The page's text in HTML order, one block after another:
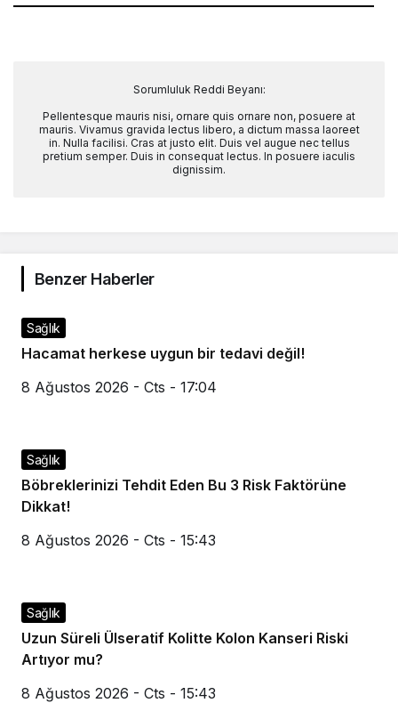
Sorumluluk Reddi Beyanı:
Pellentesque mauris nisi, ornare quis ornare non, posuere at
mauris. Vivamus gravida lectus libero, a dictum massa laoreet
in. Nulla facilisi. Cras at justo elit. Duis vel augue nec tellus
pretium semper. Duis in consequat lectus. In posuere iaculis
dignissim.
Benzer Haberler
Sağlık
Hacamat herkese uygun bir tedavi değil!
8 Ağustos 2026 - Cts - 17:04
Sağlık
Böbreklerinizi Tehdit Eden Bu 3 Risk Faktörüne
Dikkat!
8 Ağustos 2026 - Cts - 15:43
Sağlık
Uzun Süreli Ülseratif Kolitte Kolon Kanseri Riski
Artıyor mu?
8 Ağustos 2026 - Cts - 15:43